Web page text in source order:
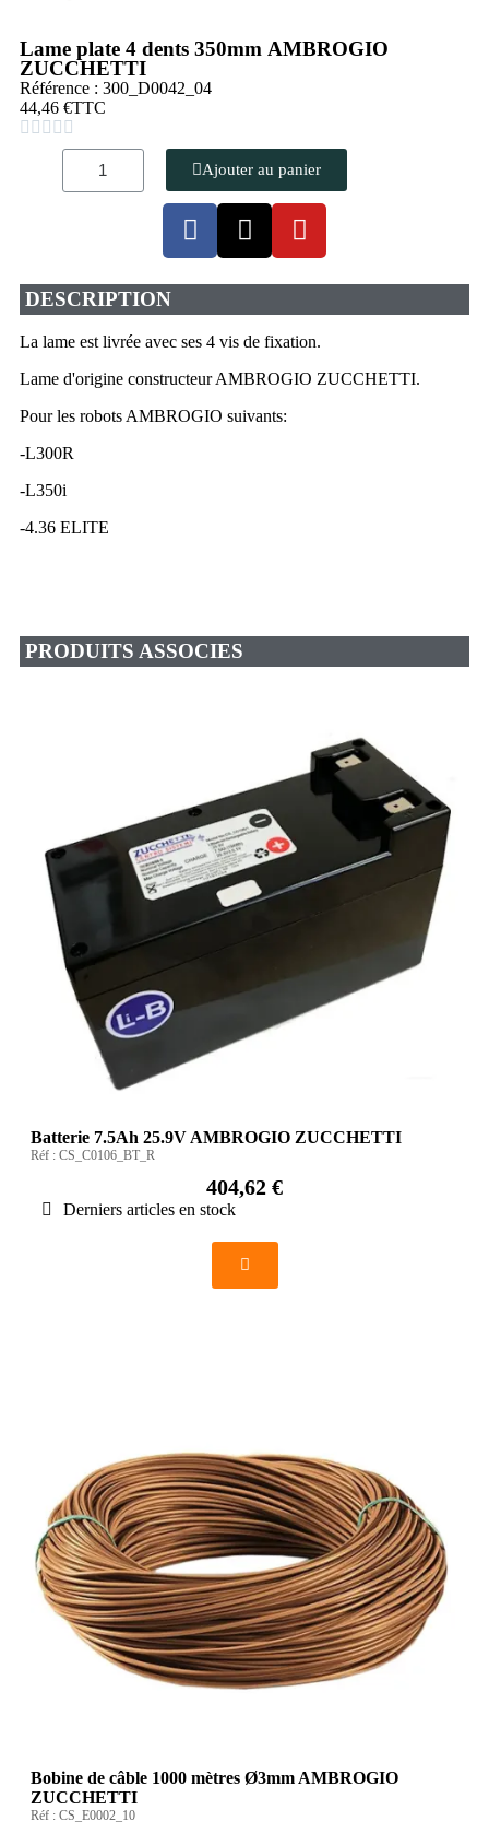
Lame plate 4 dents 350mm AMBROGIO
ZUCCHETTI
Référence : 300_D0042_04
44,46 €TTC
    
Ajouter au panier
DESCRIPTION
La lame est livrée avec ses 4 vis de fixation.
Lame d'origine constructeur AMBROGIO ZUCCHETTI.
Pour les robots AMBROGIO suivants:
-L300R
-L350i
-4.36 ELITE
PRODUITS ASSOCIES
Batterie 7.5Ah 25.9V AMBROGIO ZUCCHETTI
Réf : CS_C0106_BT_R
404,62 €
Derniers articles en stock
Bobine de câble 1000 mètres Ø3mm AMBROGIO
ZUCCHETTI
Réf : CS_E0002_10